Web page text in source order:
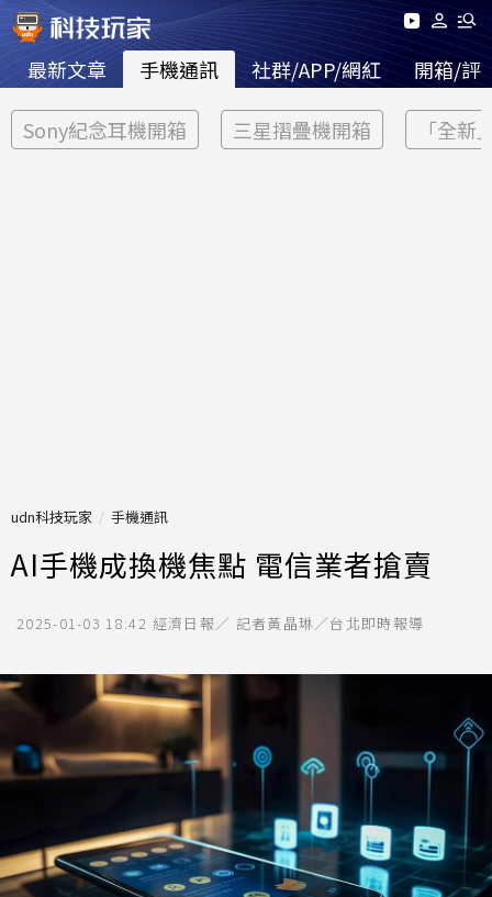
最新文章 手機通訊 社群/APP/網紅 開箱/評
Sony紀念耳機開箱 三星摺疊機開箱 「全新
udn科技玩家 手機通訊
AI手機成換機焦點 電信業者搶賣
2025-01-03 18:42 經濟日報／ 記者黃晶琳／台北即時報導